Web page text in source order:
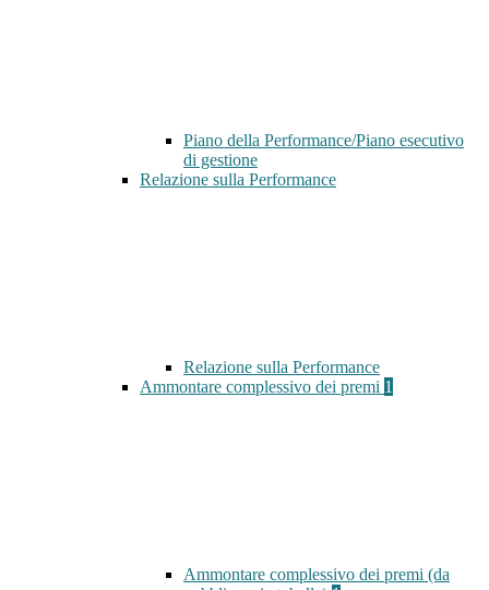
Piano della Performance/Piano esecutivo
di gestione
Relazione sulla Performance
Relazione sulla Performance
Ammontare complessivo dei premi 1
Ammontare complessivo dei premi (da